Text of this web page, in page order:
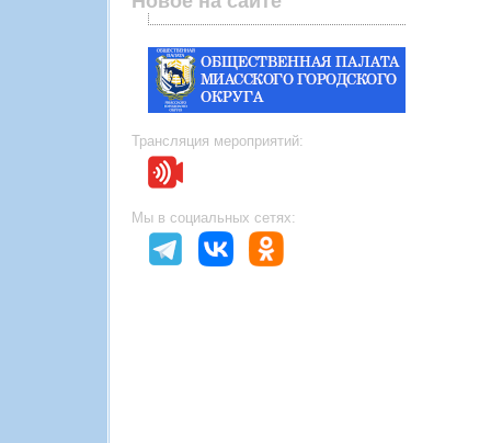
Трансляция мероприятий:
Мы в социальных сетях: